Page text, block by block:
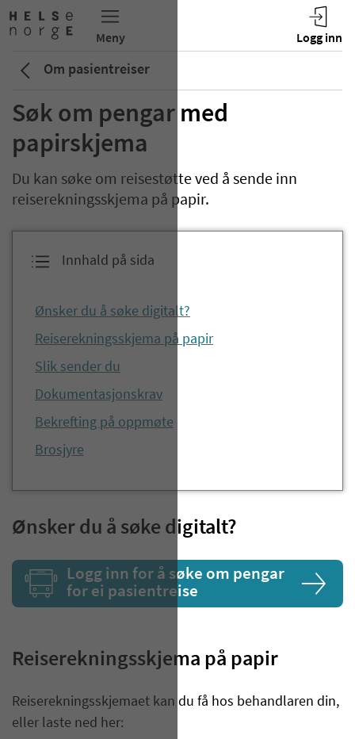
Om pasientreiser
Søk om pengar med
papirskjema
Du kan søke om reisestøtte ved å sende inn
reiserekningsskjema på papir.
Innhald på sida
Ønsker du å søke digitalt?
Reiserekningsskjema på papir
Slik sender du
Dokumentasjonskrav
Bekrefting på oppmøte
Brosjyre
Ønsker du å søke digitalt?
Logg inn for å søke om pengar
for ei pasientreise
Reiserekningsskjema på papir
​​Reiserekningsskjemaet kan du få hos behandlaren din,
eller laste ned her: